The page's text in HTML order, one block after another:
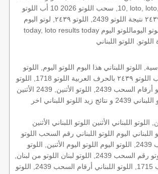
10, سحب اللوتو 2026 10 أب اللوتو, loto, loto, نتيجة اللوتو, نتيجة
اللوتو ٢٤٣٩ نتيجة اللوتو 2439, اللوتو ٢٤٣٩, لوتو اليوم loto result
today, loto results today اللوتو هذا الاسبوع لوتو اليوماللوتو اليوم
اللوتو اللبناني هذا اليوم اللوتو اليوم, اللوتو
2439 عو رقم سحب اللوتو ٢٤٣٩ بالحرف العربية اللوتو 1718, اللوتو
2026-08-10, اللوتو أرقام السحب 2439, اللوتو الأثنين, 2439 الأثنين
اللوتو اللبناني اللوتو اللبناني 2439 و نتائج زيد اللوتو اللبناني اخر
اللوتو اللبناني الأثنين اللوتو اللبناني الأثنين
10, اللوتو اللبناني اليوم اللوتو اللبناني رقم السحب اللوتو
اللبناني رقم السحب 2439, اللوتو اليوم اللوتو اليوم الأثنين, اللوتو
اليوم زيد 2439 اللوتو رقم السحب 2439, اللوتو لبنان اللوتو من لبنان,
اللوتو أرقام السحب 1715, اللوتو اللبناني أرقام السحب 2439, اللوتو